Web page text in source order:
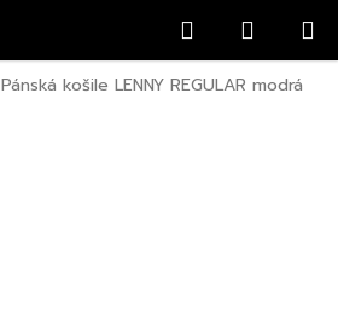
Hledat
KOŠÍK
Pánská košile LENNY REGULAR modrá